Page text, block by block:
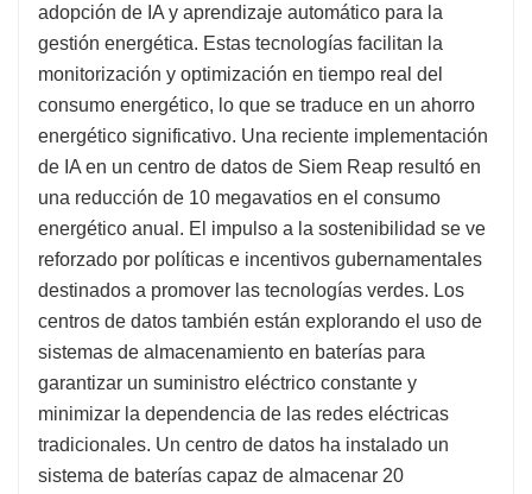
adopción de IA y aprendizaje automático para la
gestión energética. Estas tecnologías facilitan la
monitorización y optimización en tiempo real del
consumo energético, lo que se traduce en un ahorro
energético significativo. Una reciente implementación
de IA en un centro de datos de Siem Reap resultó en
una reducción de 10 megavatios en el consumo
energético anual. El impulso a la sostenibilidad se ve
reforzado por políticas e incentivos gubernamentales
destinados a promover las tecnologías verdes. Los
centros de datos también están explorando el uso de
sistemas de almacenamiento en baterías para
garantizar un suministro eléctrico constante y
minimizar la dependencia de las redes eléctricas
tradicionales. Un centro de datos ha instalado un
sistema de baterías capaz de almacenar 20